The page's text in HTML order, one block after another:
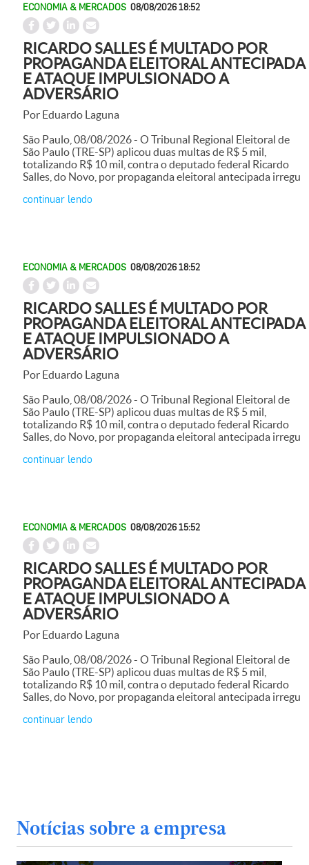
ECONOMIA & MERCADOS 08/08/2026 18:52
RICARDO SALLES É MULTADO POR
PROPAGANDA ELEITORAL ANTECIPADA
E ATAQUE IMPULSIONADO A
ADVERSÁRIO
Por Eduardo Laguna
São Paulo, 08/08/2026 - O Tribunal Regional Eleitoral de
São Paulo (TRE-SP) aplicou duas multas de R$ 5 mil,
totalizando R$ 10 mil, contra o deputado federal Ricardo
Salles, do Novo, por propaganda eleitoral antecipada irregu
continuar lendo
ECONOMIA & MERCADOS 08/08/2026 18:52
RICARDO SALLES É MULTADO POR
PROPAGANDA ELEITORAL ANTECIPADA
E ATAQUE IMPULSIONADO A
ADVERSÁRIO
Por Eduardo Laguna
São Paulo, 08/08/2026 - O Tribunal Regional Eleitoral de
São Paulo (TRE-SP) aplicou duas multas de R$ 5 mil,
totalizando R$ 10 mil, contra o deputado federal Ricardo
Salles, do Novo, por propaganda eleitoral antecipada irregu
continuar lendo
ECONOMIA & MERCADOS 08/08/2026 15:52
RICARDO SALLES É MULTADO POR
PROPAGANDA ELEITORAL ANTECIPADA
E ATAQUE IMPULSIONADO A
ADVERSÁRIO
Por Eduardo Laguna
São Paulo, 08/08/2026 - O Tribunal Regional Eleitoral de
São Paulo (TRE-SP) aplicou duas multas de R$ 5 mil,
totalizando R$ 10 mil, contra o deputado federal Ricardo
Salles, do Novo, por propaganda eleitoral antecipada irregu
continuar lendo
Notícias sobre a empresa